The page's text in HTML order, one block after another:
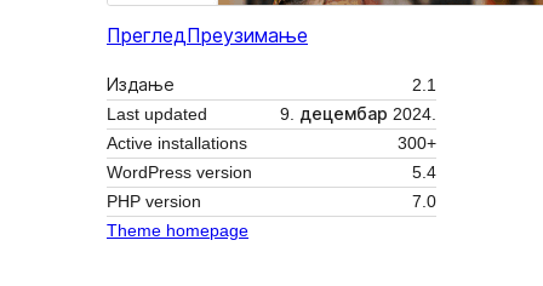
Преглед Преузимање
Издање
2.1
Last updated
9. децембар 2024.
Active installations
300+
WordPress version
5.4
PHP version
7.0
Theme homepage